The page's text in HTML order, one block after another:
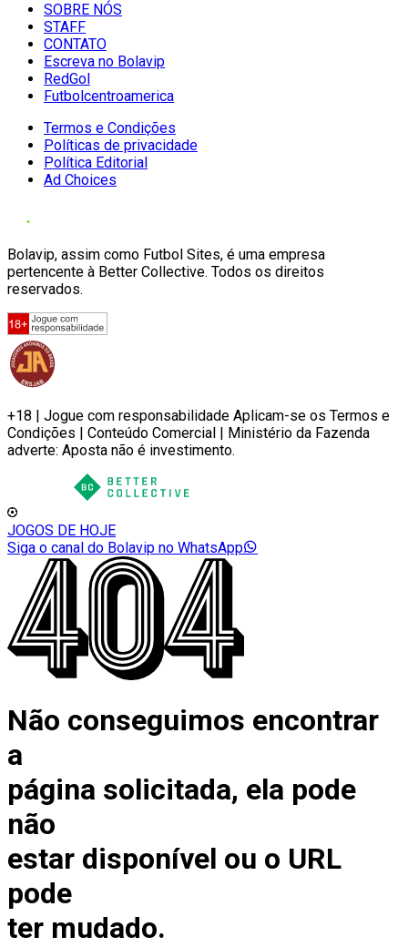
SOBRE NÓS
STAFF
CONTATO
Escreva no Bolavip
RedGol
Futbolcentroamerica
Termos e Condições
Políticas de privacidade
Política Editorial
Ad Choices
Bolavip, assim como Futbol Sites, é uma empresa
pertencente à Better Collective. Todos os direitos
reservados.
+18 | Jogue com responsabilidade Aplicam-se os Termos e
Condições | Conteúdo Comercial | Ministério da Fazenda
adverte: Aposta não é investimento.
JOGOS DE HOJE
Siga o canal do Bolavip no WhatsApp
Não conseguimos encontrar
a
página solicitada, ela pode
não
estar disponível ou o URL
pode
ter mudado.